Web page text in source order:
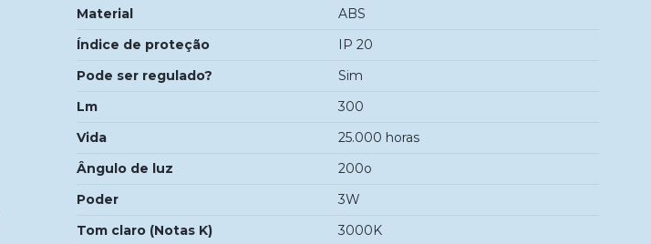
Material
ABS
Índice de proteção
IP 20
Pode ser regulado?
Sim
Lm
300
Vida
25.000 horas
Ângulo de luz
200o
Poder
3W
Tom claro (Notas K)
3000K